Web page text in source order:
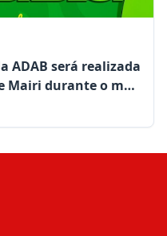
ADAB será realizada
Mairi durante o mês